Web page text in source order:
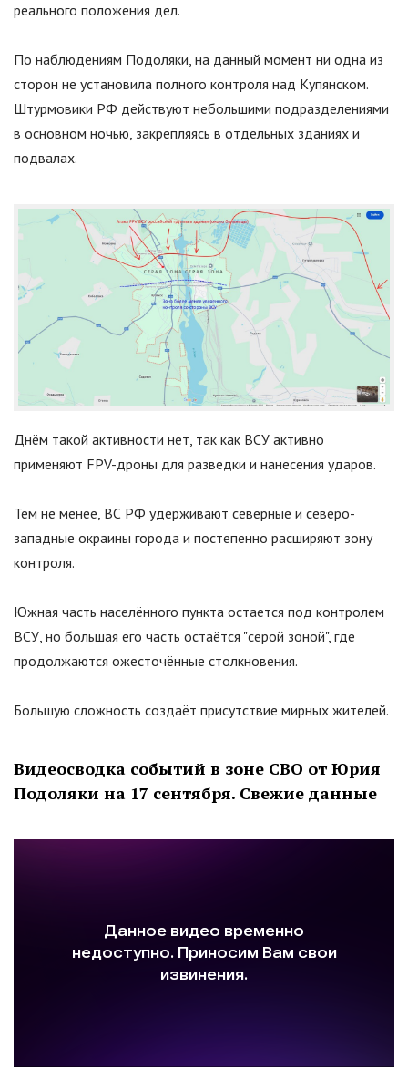
реального положения дел.
По наблюдениям Подоляки, на данный момент ни одна из
сторон не установила полного контроля над Купянском.
Штурмовики РФ действуют небольшими подразделениями
в основном ночью, закрепляясь в отдельных зданиях и
подвалах.
Днём такой активности нет, так как ВСУ активно
применяют FPV-дроны для разведки и нанесения ударов.
Тем не менее, ВС РФ удерживают северные и северо-
западные окраины города и постепенно расширяют зону
контроля.
Южная часть населённого пункта остается под контролем
ВСУ, но большая его часть остаётся "серой зоной", где
продолжаются ожесточённые столкновения.
Большую сложность создаёт присутствие мирных жителей.
Видеосводка событий в зоне СВО от Юрия
Подоляки на 17 сентября. Свежие данные